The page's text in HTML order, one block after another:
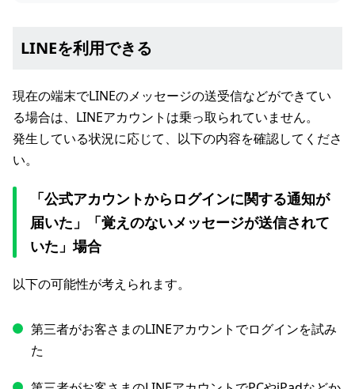
LINEを利用できる
現在の端末でLINEのメッセージの送受信などができてい
る場合は、LINEアカウントは乗っ取られていません。
発生している状況に応じて、以下の内容を確認してくださ
い。
「公式アカウントからログインに関する通知が
届いた」「覚えのないメッセージが送信されて
いた」場合
以下の可能性が考えられます。
第三者がお客さまのLINEアカウントでログインを試み
た